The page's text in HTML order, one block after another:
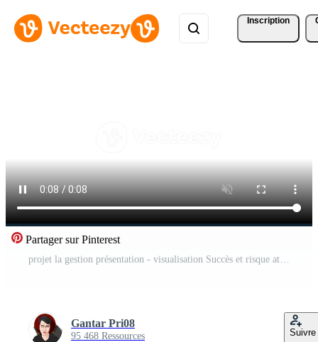
Inscription
Partager sur Pinterest
projet la gestion présentation - visualisation Succès et risque atténuation. Vidéo Pro
Gantar Pri08
95 468 Ressources Suivre